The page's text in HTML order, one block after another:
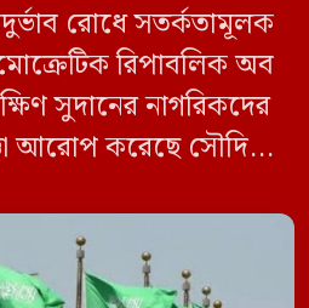
রোধে সতর্কতামূলক
রিপাবলিক অব
সুদানের নাগরিকদের
আরোপ করেছে সৌদি
ভিসা ইস্যু এবং
স্থগিত করা